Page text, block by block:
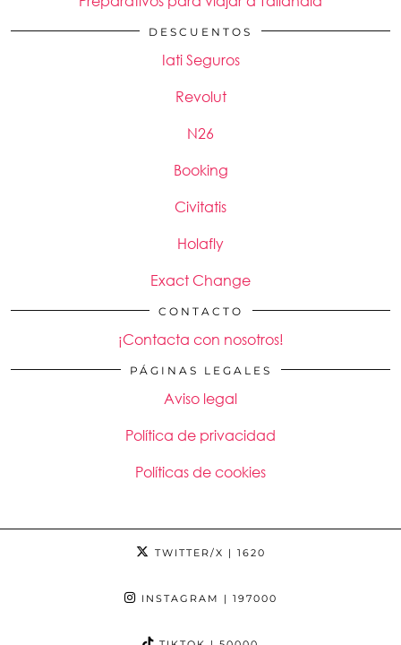
DESCUENTOS
Iati Seguros
Revolut
N26
Booking
Civitatis
Holafly
Exact Change
CONTACTO
¡Contacta con nosotros!
PÁGINAS LEGALES
Aviso legal
Política de privacidad
Políticas de cookies
TWITTER/X | 1620
INSTAGRAM | 197000